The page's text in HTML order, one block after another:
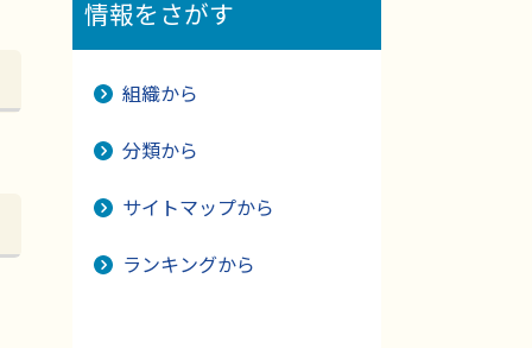
情報をさがす
組織から
分類から
サイトマップから
ランキングから